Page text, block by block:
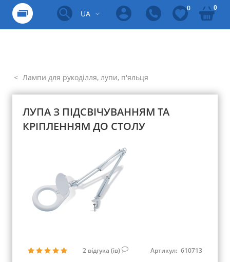
UA
0 0
Лампи для рукоділля, лупи, п'яльця
ЛУПА З ПІДСВІЧУВАННЯМ ТА
КРІПЛЕННЯМ ДО СТОЛУ
2 відгука (ів) Артикул: 610713